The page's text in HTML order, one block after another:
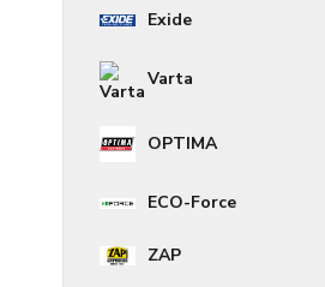
Exide
Varta
OPTIMA
ECO-Force
ZAP